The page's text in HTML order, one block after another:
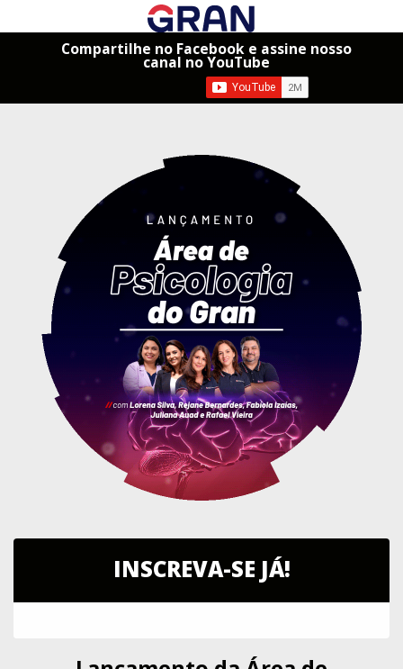
Compartilhe no Facebook e assine nosso
canal no YouTube
INSCREVA-SE JÁ!